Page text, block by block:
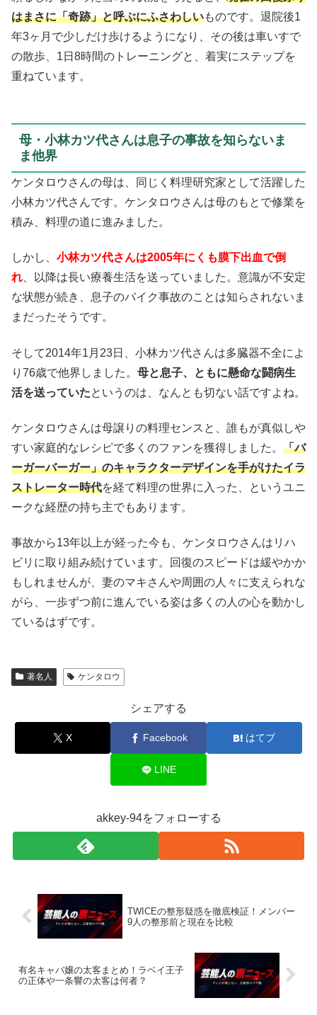
はまさに「奇跡」と呼ぶにふさわしいものです。退院後1
年3ヶ月で少しだけ歩けるようになり、その後は車いすで
の散歩、1日8時間のトレーニングと、着実にステップを
重ねています。
母・小林カツ代さんは息子の事故を知らないま
ま他界
ケンタロウさんの母は、同じく料理研究家として活躍した
小林カツ代さんです。ケンタロウさんは母のもとで修業を
積み、料理の道に進みました。
しかし、 小林カツ代さんは2005年にくも膜下出血で倒
れ 、以降は長い療養生活を送っていました。意識が不安定
な状態が続き、息子のバイク事故のことは知らされないま
まだったそうです。
そして2014年1月23日、小林カツ代さんは多臓器不全によ
り76歳で他界しました。 母と息子、ともに懸命な闘病生
活を送っていたというのは、なんとも切ない話ですよね。
ケンタロウさんは母譲りの料理センスと、誰もが真似しや
すい家庭的なレシピで多くのファンを獲得しました。 「バ
ーガーバーガー」のキャラクターデザインを手がけたイラ
ストレーター時代を経て料理の世界に入った、というユニ
ークな経歴の持ち主でもあります。
事故から13年以上が経った今も、ケンタロウさんはリハ
ビリに取り組み続けています。回復のスピードは緩やかか
もしれませんが、妻のマキさんや周囲の人々に支えられな
がら、一歩ずつ前に進んでいる姿は多くの人の心を動かし
ているはずです。
著名人 ケンタロウ
シェアする
X Facebook はてブ
LINE
akkey-94をフォローする
TWICEの整形疑惑を徹底検証！メンバー
9人の整形前と現在を比較
有名キャバ嬢の太客まとめ！ラベイ王子
の正体や一条響の太客は何者？